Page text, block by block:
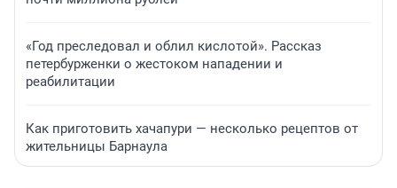
«Год преследовал и облил кислотой». Рассказ
петербурженки о жестоком нападении и
реабилитации
Как приготовить хачапури — несколько рецептов от
жительницы Барнаула